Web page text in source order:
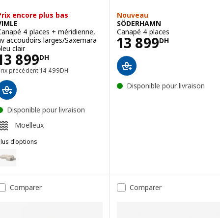
encore plus bas
4 places + méridienne,
accoudoirs larges/Saxemara
clair
899DH
13899DH
précédent 14 499DH
Prix précédent 14499DH
Disponible pour livraison
Moelleux
d'options
: VIMLE, Canapé 4 places + méridienne, av accoudoirs larges/
: VIMLE, Canapé 4 places + méridienne, av accoudoirs larges/
Nouveau
SÖDERHAMN
Canapé 4 places
13 899DH
Prix 13899DH
Disponible pour livraison
Comparer Comparer